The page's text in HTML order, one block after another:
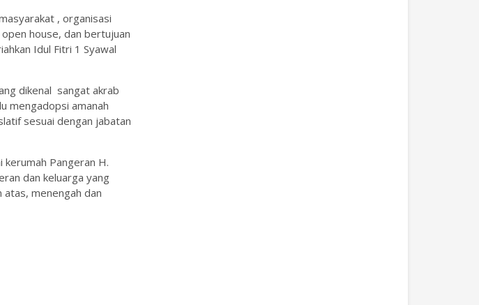
, organisasi
house, dan bertujuan
Idul Fitri 1 Syawal
dikenal sangat akrab
mengadopsi amanah
sesuai dengan jabatan
Pangeran H.
dan keluarga yang
menengah dan